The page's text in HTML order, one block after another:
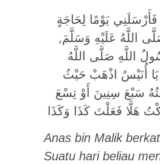
يَوْمًا لِحَاجَةٍ
اللَّهُ عَلَيْهِ وَسَلَّمَ,
اللَّهِ صَلَّى اللَّهُ
أُنَيْسُ اذْهَبْ حَيْثُ
سَبْعَ سِنِينَ أَوْ تِسْعَ
هَلَّا فَعَلْتَ كَذَا وَكَذَا
Anas bin Malik
Suatu hari beliau